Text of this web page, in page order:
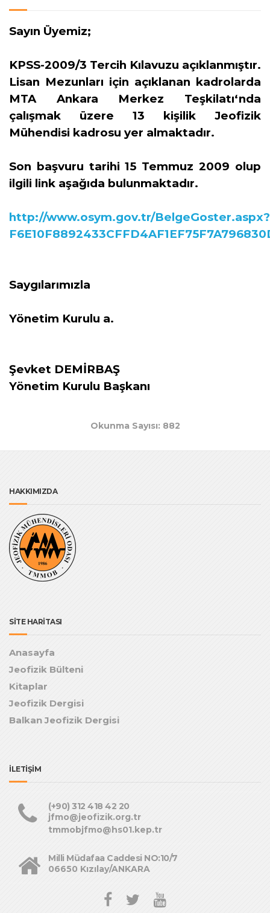
Sayın Üyemiz;
KPSS-2009/3 Tercih Kılavuzu açıklanmıştır.
Lisan Mezunları için açıklanan kadrolarda
MTA Ankara Merkez Teşkilatı‘nda
çalışmak üzere 13 kişilik Jeofizik
Mühendisi kadrosu yer almaktadır.
Son başvuru tarihi 15 Temmuz 2009 olup
ilgili link aşağıda bulunmaktadır.
http://www.osym.gov.tr/BelgeGoster.aspx?
Saygılarımızla
Yönetim Kurulu a.
Şevket DEMİRBAŞ
Yönetim Kurulu Başkanı
Okunma Sayısı: 882
HAKKIMIZDA
SİTE HARİTASI
Anasayfa
Jeofizik Bülteni
Kitaplar
Jeofizik Dergisi
Balkan Jeofizik Dergisi
İLETİŞİM
(+90) 312 418 42 20
jfmo@jeofizik.org.tr
tmmobjfmo@hs01.kep.tr
Milli Müdafaa Caddesi NO:10/7
06650 Kızılay/ANKARA